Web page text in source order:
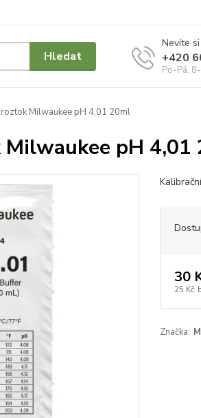
Hledat
Nevíte
+420
Po-Pá,
Milwaukee pH 4,01 20ml
pH 4,01
30
25 Kč
Značka: